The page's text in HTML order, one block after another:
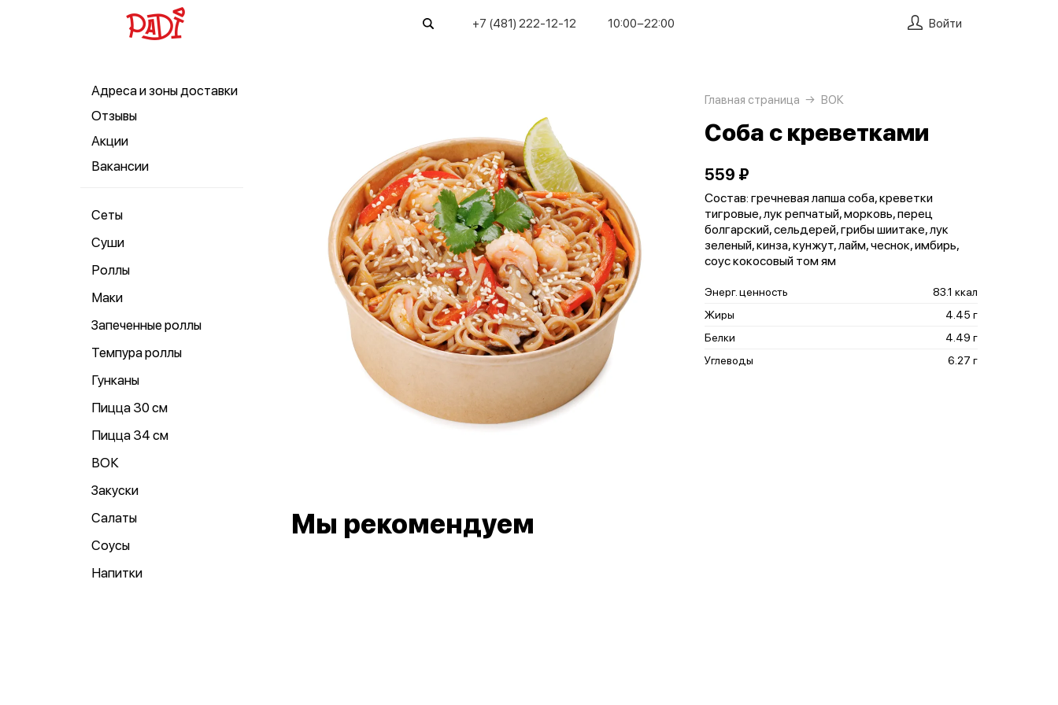
+7 (481) 222-12-12 10:00−22:00 Войти
Адреса и зоны доставки
Отзывы
Акции
Вакансии
Сеты
Суши
Роллы
Маки
Запеченные роллы
Темпура роллы
Гунканы
Пицца 30 см
Пицца 34 см
ВОК
Закуски
Салаты
Соусы
Напитки
Главная страница ВОК
Соба с креветками
559 ₽
Состав: гречневая лапша соба, креветки
тигровые, лук репчатый, морковь, перец
болгарский, сельдерей, грибы шиитаке, лук
зеленый, кинза, кунжут, лайм, чеснок, имбирь,
соус кокосовый том ям
Энерг. ценность
83.1 ккал
Жиры
4.45 г
Белки
4.49 г
Углеводы
6.27 г
Мы рекомендуем